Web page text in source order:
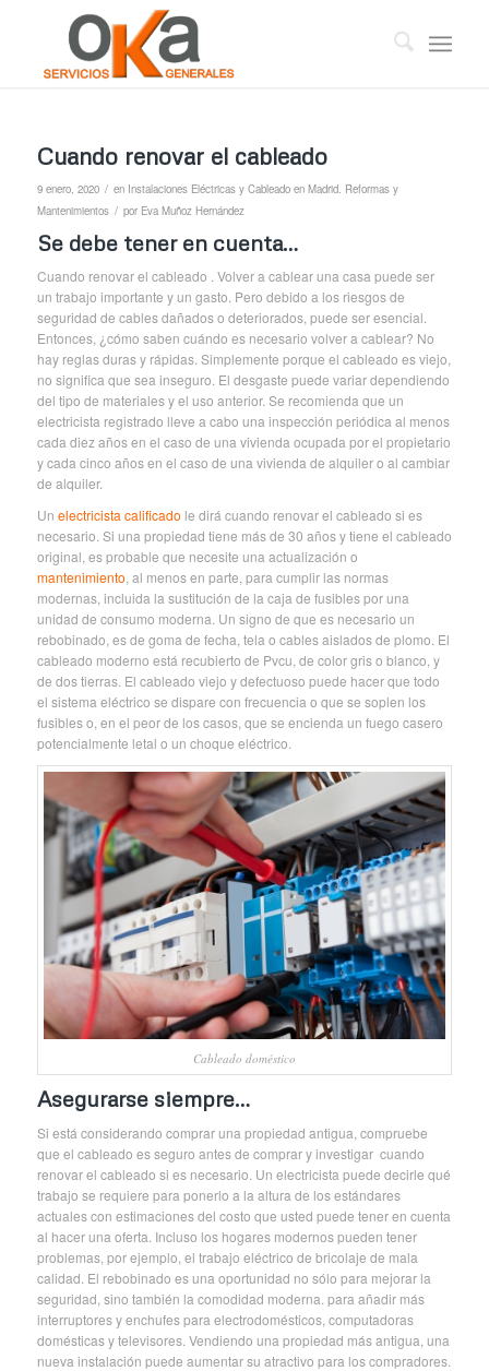
Cuando renovar el cableado
9 enero, 2020 / en Instalaciones Eléctricas y Cableado en Madrid. Reformas y
Mantenimientos / por Eva Muñoz Hernández
Se debe tener en cuenta…
Cuando renovar el cableado . Volver a cablear una casa puede ser
un trabajo importante y un gasto. Pero debido a los riesgos de
seguridad de cables dañados o deteriorados, puede ser esencial.
Entonces, ¿cómo saben cuándo es necesario volver a cablear? No
hay reglas duras y rápidas. Simplemente porque el cableado es viejo,
no significa que sea inseguro. El desgaste puede variar dependiendo
del tipo de materiales y el uso anterior. Se recomienda que un
electricista registrado lleve a cabo una inspección periódica al menos
cada diez años en el caso de una vivienda ocupada por el propietario
y cada cinco años en el caso de una vivienda de alquiler o al cambiar
de alquiler.
Un electricista calificado le dirá cuando renovar el cableado si es
necesario. Si una propiedad tiene más de 30 años y tiene el cableado
original, es probable que necesite una actualización o
mantenimiento , al menos en parte, para cumplir las normas
modernas, incluida la sustitución de la caja de fusibles por una
unidad de consumo moderna. Un signo de que es necesario un
rebobinado, es de goma de fecha, tela o cables aislados de plomo. El
cableado moderno está recubierto de Pvcu, de color gris o blanco, y
de dos tierras. El cableado viejo y defectuoso puede hacer que todo
el sistema eléctrico se dispare con frecuencia o que se soplen los
fusibles o, en el peor de los casos, que se encienda un fuego casero
potencialmente letal o un choque eléctrico.
Cableado doméstico
Asegurarse siempre…
Si está considerando comprar una propiedad antigua, compruebe
que el cableado es seguro antes de comprar y investigar cuando
renovar el cableado si es necesario. Un electricista puede decirle qué
trabajo se requiere para ponerlo a la altura de los estándares
actuales con estimaciones del costo que usted puede tener en cuenta
al hacer una oferta. Incluso los hogares modernos pueden tener
problemas, por ejemplo, el trabajo eléctrico de bricolaje de mala
calidad. El rebobinado es una oportunidad no sólo para mejorar la
seguridad, sino también la comodidad moderna. para añadir más
interruptores y enchufes para electrodomésticos, computadoras
domésticas y televisores. Vendiendo una propiedad más antigua, una
nueva instalación puede aumentar su atractivo para los compradores.